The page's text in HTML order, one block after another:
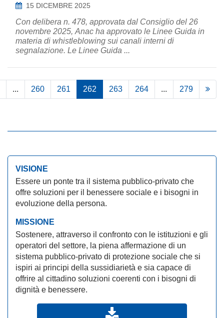
15 DICEMBRE 2025
Con delibera n. 478, approvata dal Consiglio del 26
novembre 2025, Anac ha approvato le Linee Guida in
materia di whistleblowing sui canali interni di
segnalazione. Le Linee Guida ...
... 260 261 262 263 264 ... 279
VISIONE
Essere un ponte tra il sistema pubblico-privato che
offre soluzioni per il benessere sociale e i bisogni in
evoluzione della persona.
MISSIONE
Sostenere, attraverso il confronto con le istituzioni e gli
operatori del settore, la piena affermazione di un
sistema pubblico-privato di protezione sociale che si
ispiri ai principi della sussidiarietà e sia capace di
offrire al cittadino soluzioni coerenti con i bisogni di
dignità e benessere.